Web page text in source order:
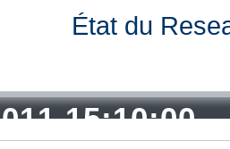
État du
15:10:00